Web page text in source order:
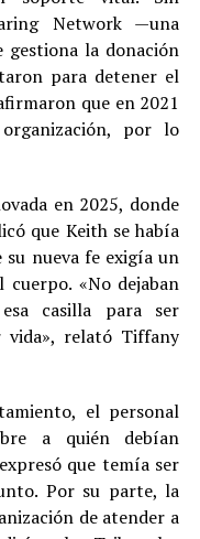
Network —una
gestiona la donación
para detener el
que en 2021
por lo
en 2025, donde
que Keith se había
nueva fe exigía un
«No dejaban
casilla para ser
relató Tiffany
el personal
a quién debían
que temía ser
Por su parte, la
de atender a